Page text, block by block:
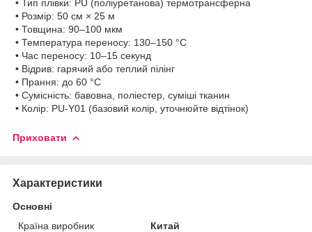
• Тип плівки: PU (поліуретанова) термотрансферна
• Розмір: 50 см × 25 м
• Товщина: 90–100 мкм
• Температура переносу: 130–150 °C
• Час переносу: 10–15 секунд
• Відрив: гарячий або теплий пілінг
• Прання: до 60 °C
• Сумісність: бавовна, поліестер, суміші тканин
• Колір: PU-Y01 (базовий колір, уточнюйте відтінок)
Приховати
Характеристики
Основні
Країна виробник
Китай